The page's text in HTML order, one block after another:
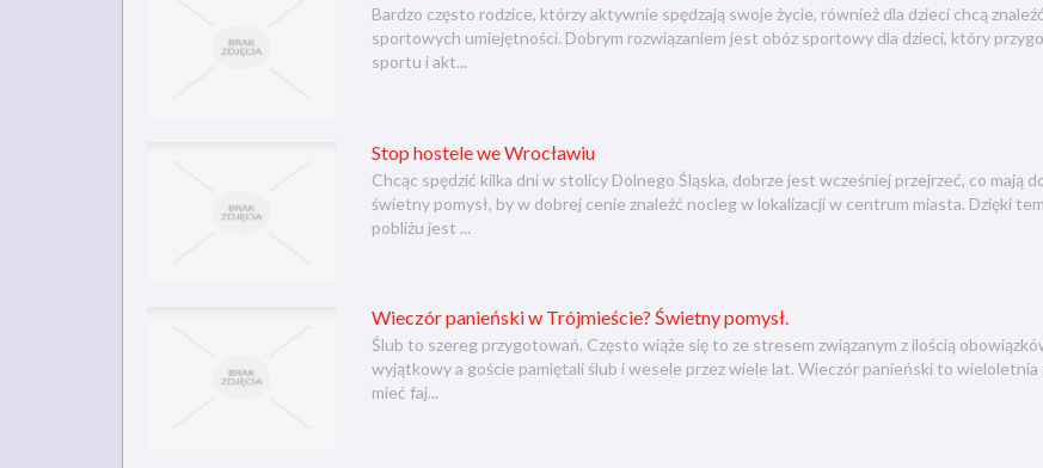
Bardzo często rodzice, którzy aktywnie spędzają swoje życie, również dla dzieci chcą
sportowych umiejętności. Dobrym rozwiązaniem jest obóz sportowy dla dzieci, który
sportu i akt...
Stop hostele we Wrocławiu
Chcąc spędzić kilka dni w stolicy Dolnego Śląska, dobrze jest wcześniej przejrzeć, co mają
świetny pomysł, by w dobrej cenie znaleźć nocleg w lokalizacji w centrum miasta. Dzięki
pobliżu jest ...
Wieczór panieński w Trójmieście? Świetny pomysł.
Ślub to szereg przygotowań. Często wiąże się to ze stresem związanym z ilością
wyjątkowy a goście pamiętali ślub i wesele przez wiele lat. Wieczór panieński to
mieć faj...